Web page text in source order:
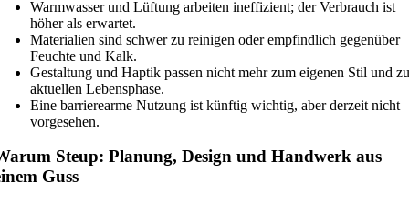
Warmwasser und Lüftung arbeiten ineffizient; der Verbrauch ist
höher als erwartet.
Materialien sind schwer zu reinigen oder empfindlich gegenüber
Feuchte und Kalk.
Gestaltung und Haptik passen nicht mehr zum eigenen Stil und
aktuellen Lebensphase.
Eine barrierearme Nutzung ist künftig wichtig, aber derzeit nicht
vorgesehen.
Steup: Planung, Design und Handwerk aus
Guss